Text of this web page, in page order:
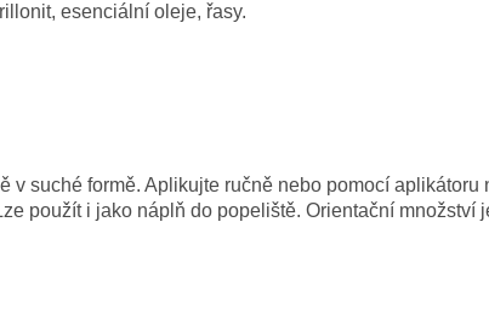
esenciální oleje, řasy.
v suché formě. Aplikujte ručně nebo pomocí aplikátoru
použít i jako náplň do popeliště. Orientační množství